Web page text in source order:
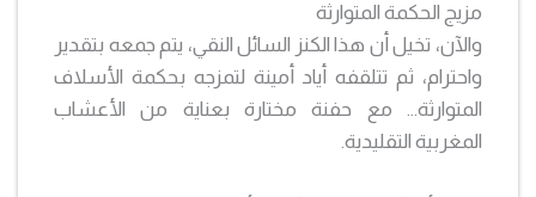
مزيج الحكمة المتوارثة
والآن، تخيل أن هذا الكنز السائل النقي، يتم جمعه بتقدير
واحترام، ثم تتلقفه أياد أمينة لتمزجه بحكمة الأسلاف
المتوارثة… مع حفنة مختارة بعناية من الأعشاب
المغربية التقليدية.